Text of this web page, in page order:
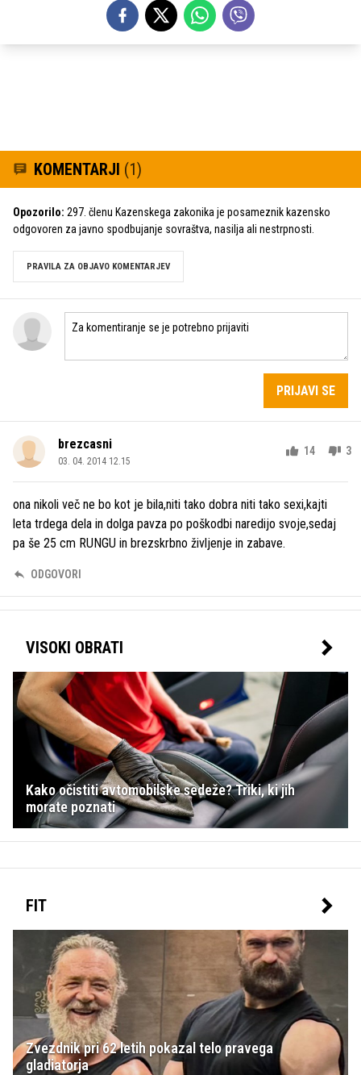
KOMENTARJI (1)
Opozorilo: 297. členu Kazenskega zakonika je posameznik kazensko
odgovoren za javno spodbujanje sovraštva, nasilja ali nestrpnosti.
PRAVILA ZA OBJAVO KOMENTARJEV
PRIJAVI SE
brezcasni
03. 04. 2014 12.15
14 3
ona nikoli več ne bo kot je bila,niti tako dobra niti tako sexi,kajti
leta trdega dela in dolga pavza po poškodbi naredijo svoje,sedaj
pa še 25 cm RUNGU in brezskrbno življenje in zabave.
ODGOVORI
VISOKI OBRATI
Kako očistiti avtomobilske sedeže? Triki, ki jih
morate poznati
FIT
Zvezdnik pri 62 letih pokazal telo pravega
gladiatorja